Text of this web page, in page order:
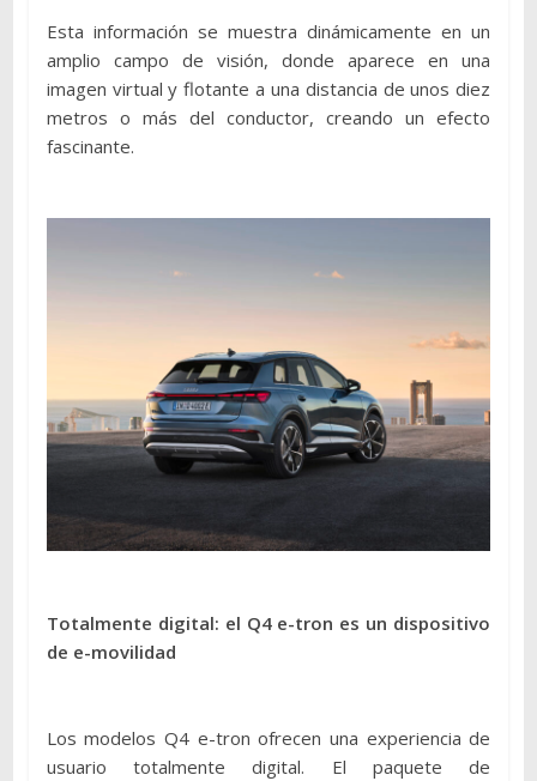
Esta información se muestra dinámicamente en un
amplio campo de visión, donde aparece en una
imagen virtual y flotante a una distancia de unos diez
metros o más del conductor, creando un efecto
fascinante.
Totalmente digital: el Q4 e-tron es un dispositivo
de e-movilidad
Los modelos Q4 e-tron ofrecen una experiencia de
usuario totalmente digital. El paquete de